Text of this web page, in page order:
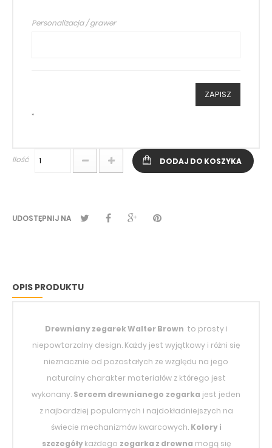
Personalizacja / grawer
ZAPISZ
*
Ilość DODAJ DO KOSZYKA
UDOSTĘPNIJ NA
OPIS PRODUKTU
Drewniany zegarekWalter Brown to prosty i
niepowtarzalny design. Każdy jest wyjątkowy i różni się
nieznacznie od pozostałych ze względu na jego
naturalny charakter materiałów z którego jest
wykonany. Sercem drewnianego zegarka jest jeden
z najbardziej popularnych i najdokładniejszych na
świecie mechanizmów kwarcowych. Kolory i
szczegółykażdego zegarka z drewna mogą się